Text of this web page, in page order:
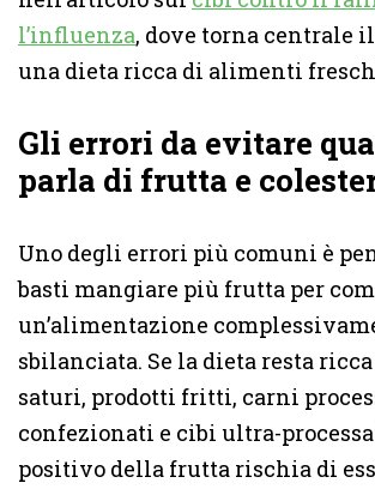
l’influenza, dove torna centrale
una dieta ricca di alimenti
Gli errori da evitare
parla di frutta e
Uno degli errori più comuni è
basti mangiare più frutta per
un’alimentazione
sbilanciata. Se la dieta resta
saturi, prodotti fritti, carni
confezionati e cibi ultra-
positivo della frutta rischia di